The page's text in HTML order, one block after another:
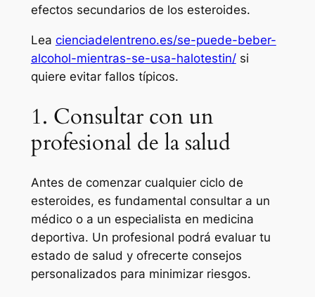
efectos secundarios de los esteroides.
Lea cienciadelentreno.es/se-puede-beber-
alcohol-mientras-se-usa-halotestin/si
quiere evitar fallos típicos.
1. Consultar con un
profesional de la salud
Antes de comenzar cualquier ciclo de
esteroides, es fundamental consultar a un
médico o a un especialista en medicina
deportiva. Un profesional podrá evaluar tu
estado de salud y ofrecerte consejos
personalizados para minimizar riesgos.